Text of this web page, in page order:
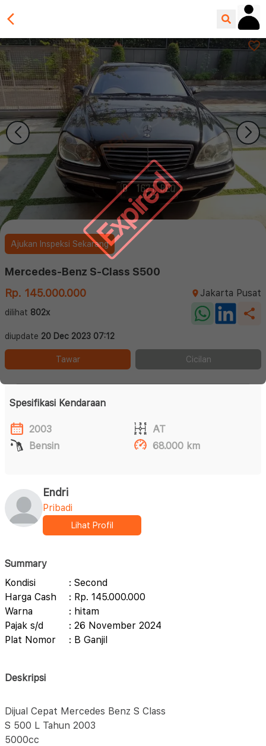
Expired
Ajukan Inspeksi Sekarang
Mercedes-Benz S-Class S500
Rp. 145.000.000
Jakarta Pusat
dilihat 802x
diupdate 20 Dec 2023 07:12
Tawar Cicilan
Spesifikasi Kendaraan
2003
AT
Bensin
68.000 km
Endri
Pribadi
Lihat Profil
Summary
Kondisi
: Second
Harga Cash
: Rp. 145.000.000
Warna
: hitam
Pajak s/d
: 26 November 2024
Plat Nomor
: B Ganjil
Deskripsi
Dijual Cepat Mercedes Benz S Class
S 500 L Tahun 2003
5000cc